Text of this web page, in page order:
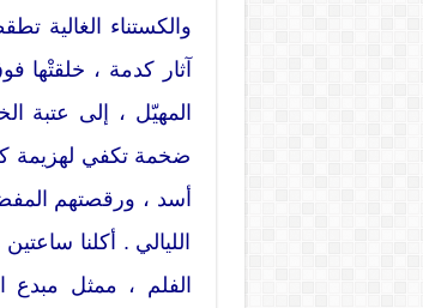
والكستناء الغالية
آثار كدمة ،
المهيّل ، إلى عتبة
ضخمة تكفي لهزيمة
أسد ، ورقصتهم
الليالي . أكلنا
الفلم ، ممثل